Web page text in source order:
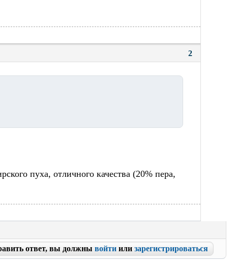
2
пуха, отличного качества (20% пера,
ответ, вы должны войтиили зарегистрироваться